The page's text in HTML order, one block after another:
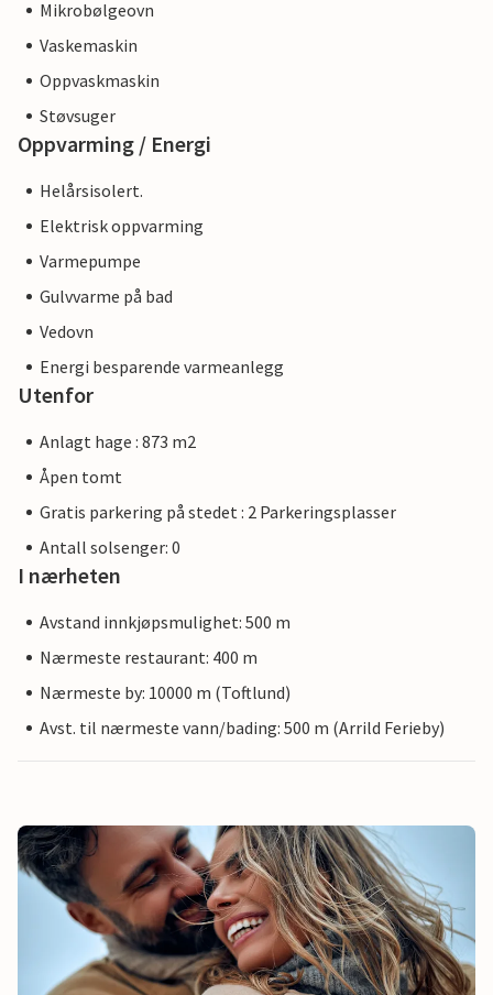
Mikrobølgeovn
Vaskemaskin
Oppvaskmaskin
Støvsuger
Oppvarming / Energi
Helårsisolert.
Elektrisk oppvarming
Varmepumpe
Gulvvarme på bad
Vedovn
Energi besparende varmeanlegg
Utenfor
Anlagt hage : 873 m2
Åpen tomt
Gratis parkering på stedet : 2 Parkeringsplasser
Antall solsenger: 0
I nærheten
Avstand innkjøpsmulighet: 500 m
Nærmeste restaurant: 400 m
Nærmeste by: 10000 m (Toftlund)
Avst. til nærmeste vann/bading: 500 m (Arrild Ferieby)